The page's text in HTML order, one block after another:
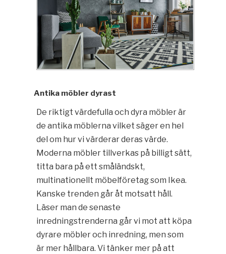
Antika möbler dyrast
De riktigt värdefulla och dyra möbler är
de antika möblerna vilket säger en hel
del om hur vi värderar deras värde.
Moderna möbler tillverkas på billigt sätt,
titta bara på ett småländskt,
multinationellt möbelföretag som Ikea.
Kanske trenden går åt motsatt håll.
Läser man de senaste
inredningstrenderna går vi mot att köpa
dyrare möbler och inredning, men som
är mer hållbara. Vi tänker mer på att